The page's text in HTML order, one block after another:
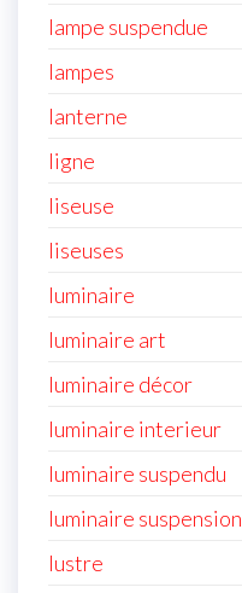
lampe suspendue
lampes
lanterne
ligne
liseuse
liseuses
luminaire
luminaire art
luminaire décor
luminaire interieur
luminaire suspendu
luminaire suspension
lustre